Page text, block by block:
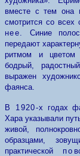
вместе с тем она
смотрится со всех
нее.
Синие
передают
ритмом и цветом
бодрый,
выражен
фаянса.
В 1920-х
годах
Хара указывали
живой,
образцами,
практической по